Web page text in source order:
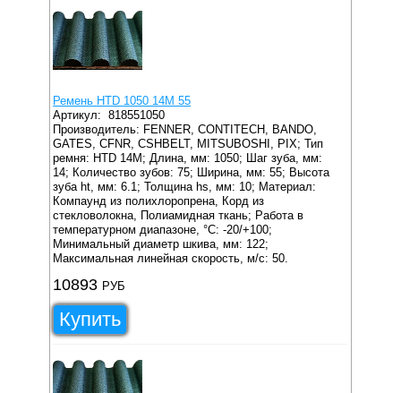
Ремень HTD 1050 14M 55
Артикул:818551050
Производитель: FENNER, CONTITECH, BANDO,
GATES, CFNR, CSHBELT, MITSUBOSHI, PIX; Тип
ремня: HTD 14M; Длина, мм: 1050; Шаг зуба, мм:
14; Количество зубов: 75; Ширина, мм: 55; Высота
зуба ht, мм: 6.1; Толщина hs, мм: 10; Материал:
Компаунд из полихлоропрена, Корд из
стекловолокна, Полиамидная ткань; Работа в
температурном диапазоне, °C: -20/+100;
Минимальный диаметр шкива, мм: 122;
Максимальная линейная скорость, м/с: 50.
10893 РУБ
Купить